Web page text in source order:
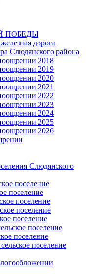
ПОБЕДЫ
дорога
Слюдянского района
2018
2019
2020
2021
2022
2023
2024
2025
2026
Слюдянского
поселение
поселение
поселение
поселение
поселение
поселение
поселение
поселение